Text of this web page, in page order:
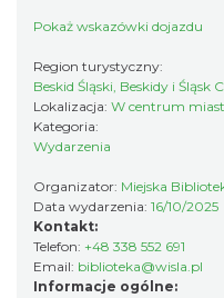
Wisła
0.19 km
Pokaż wskazówki dojazdu
Region turystyczny:
Beskid Śląski, Beskidy i Śląsk
Lokalizacja: W centrum
Kategoria:
Wydarzenia
Organizator: Miejska
Data wydarzenia: 16/10/2025
Kontakt:
Telefon: +48 338 552 691
Email: biblioteka@wisla.pl
Informacje ogólne: